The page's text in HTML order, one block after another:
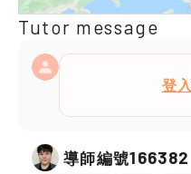
Tutor message
登入
導師編號166382